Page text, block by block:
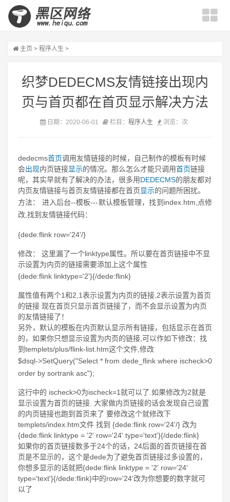
主页 > 程序人生 >
织梦DEDECMS友情链接出现内
页与首页都在首页显示解决方法
日期：2020-06-01 栏目： 程序人生 浏览： 次
dedecms首页调用友情链接的时候，自己制作的模板有时候
会出现内页链接显示的情况。那么怎么才能只调用首页链接
呢，其实早就有了解决的办法，很多用DEDECMS的朋友都对
内页友情链接与首页友情链接都在首页显示的问题所困扰。
方法： 进入后台--模板---默认模板管理，找到index.htm,点修
改,找到友情链接代码：
{dede:flink row='24'/}
修改： 这里漏了一个linktype属性。所以要在首页链接中不显
示设置为内页的链接需要添加上这个属性
{dede:flink linktype='2'}{/dede:flink}
属性值有两个1和2,1表示设置为内页的链接,2表示设置为首页
的链接 现在首页只显示首页链接了，而不会显示设置为内页
的友情链接了！
另外，默认的模板在内页默认显示所有链接，包括显示在首页
的，如果你只想显示设置为内页的链接,可以作如下修改：找
到templets/plus/flink-list.htm这个文件,修改
$dsql->SetQuery("Select * from dede_flink where ischeck>0
order by sortrank asc");
这行中的 ischeck>0为ischeck=1就可以了.如果修改为2就是
显示设置为首页的链接. 大家做内页链接的话会发现自己设置
的内页链接也跑到首页来了 要修改这个就修改下
templets/index.htm文件 找到 {dede:flink row='24'/} 改为
{dede:flink linktype = '2' row='24' type='text'}{/dede:flink}
如果你的首页链接数多于24个的话，24后面的首页链接在首
页是不显示的，这个是dede为了避免首页链接过多设置的，
你想多显示的话就把{dede:flink linktype = '2' row='24'
type='text'}{/dede:flink}中的row='24'改为你想要的数字就可
以了